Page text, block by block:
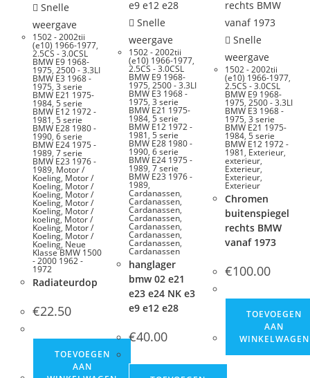
Snelle
weergave
1502 - 2002tii
(e10) 1966-1977,
2.5CS - 3.0CSL
BMW E9 1968-
1975,2500 - 3.3LI
BMW E3 1968 -
1975,3 serie
BMW E21 1975-
1984,5 serie
BMW E12 1972 -
1981,5 serie
BMW E28 1980 -
1990,6 serie
BMW E24 1975 -
1989,7 serie
BMW E23 1976 -
1989, Motor /
Koeling, Motor /
Koeling, Motor /
Koeling, Motor /
Koeling, Motor /
Koeling, Motor /
koeling, Motor /
Koeling, Motor /
Koeling, Motor /
Koeling, Neue
Klasse BMW 1500
- 2000 1962 -
1972
Radiateurdop
€22.50
TOEVOEGEN
AAN
Snelle
weergave
1502 - 2002tii
(e10) 1966-1977,
2.5CS - 3.0CSL
BMW E9 1968-
1975, 2500 - 3.3LI
BMW E3 1968 -
1975, 3 serie
BMW E21 1975-
1984, 5 serie
BMW E12 1972 -
1981, 5 serie
BMW E28 1980 -
1990, 6 serie
BMW E24 1975 -
1989, 7 serie
BMW E23 1976 -
1989,
Cardanassen,
Cardanassen,
Cardanassen,
Cardanassen,
Cardanassen,
Cardanassen,
Cardanassen,
Cardanassen
hanglager
bmw 02 e21
e23 e24 NK e3
e9 e12 e28
€40.00
Snelle
weergave
1502 - 2002tii
(e10) 1966-1977,
2.5CS - 3.0CSL
BMW E9 1968-
1975, 2500 - 3.3LI
BMW E3 1968 -
1975, 3 serie
BMW E21 1975-
1984, 5 serie
BMW E12 1972 -
1981, Exterieur,
exterieur,
Exterieur,
Exterieur,
Exterieur
Chromen
buitenspiegel
rechts BMW
vanaf 1973
€100.00
TOEVOEGEN
AAN
WINKELWAGEN